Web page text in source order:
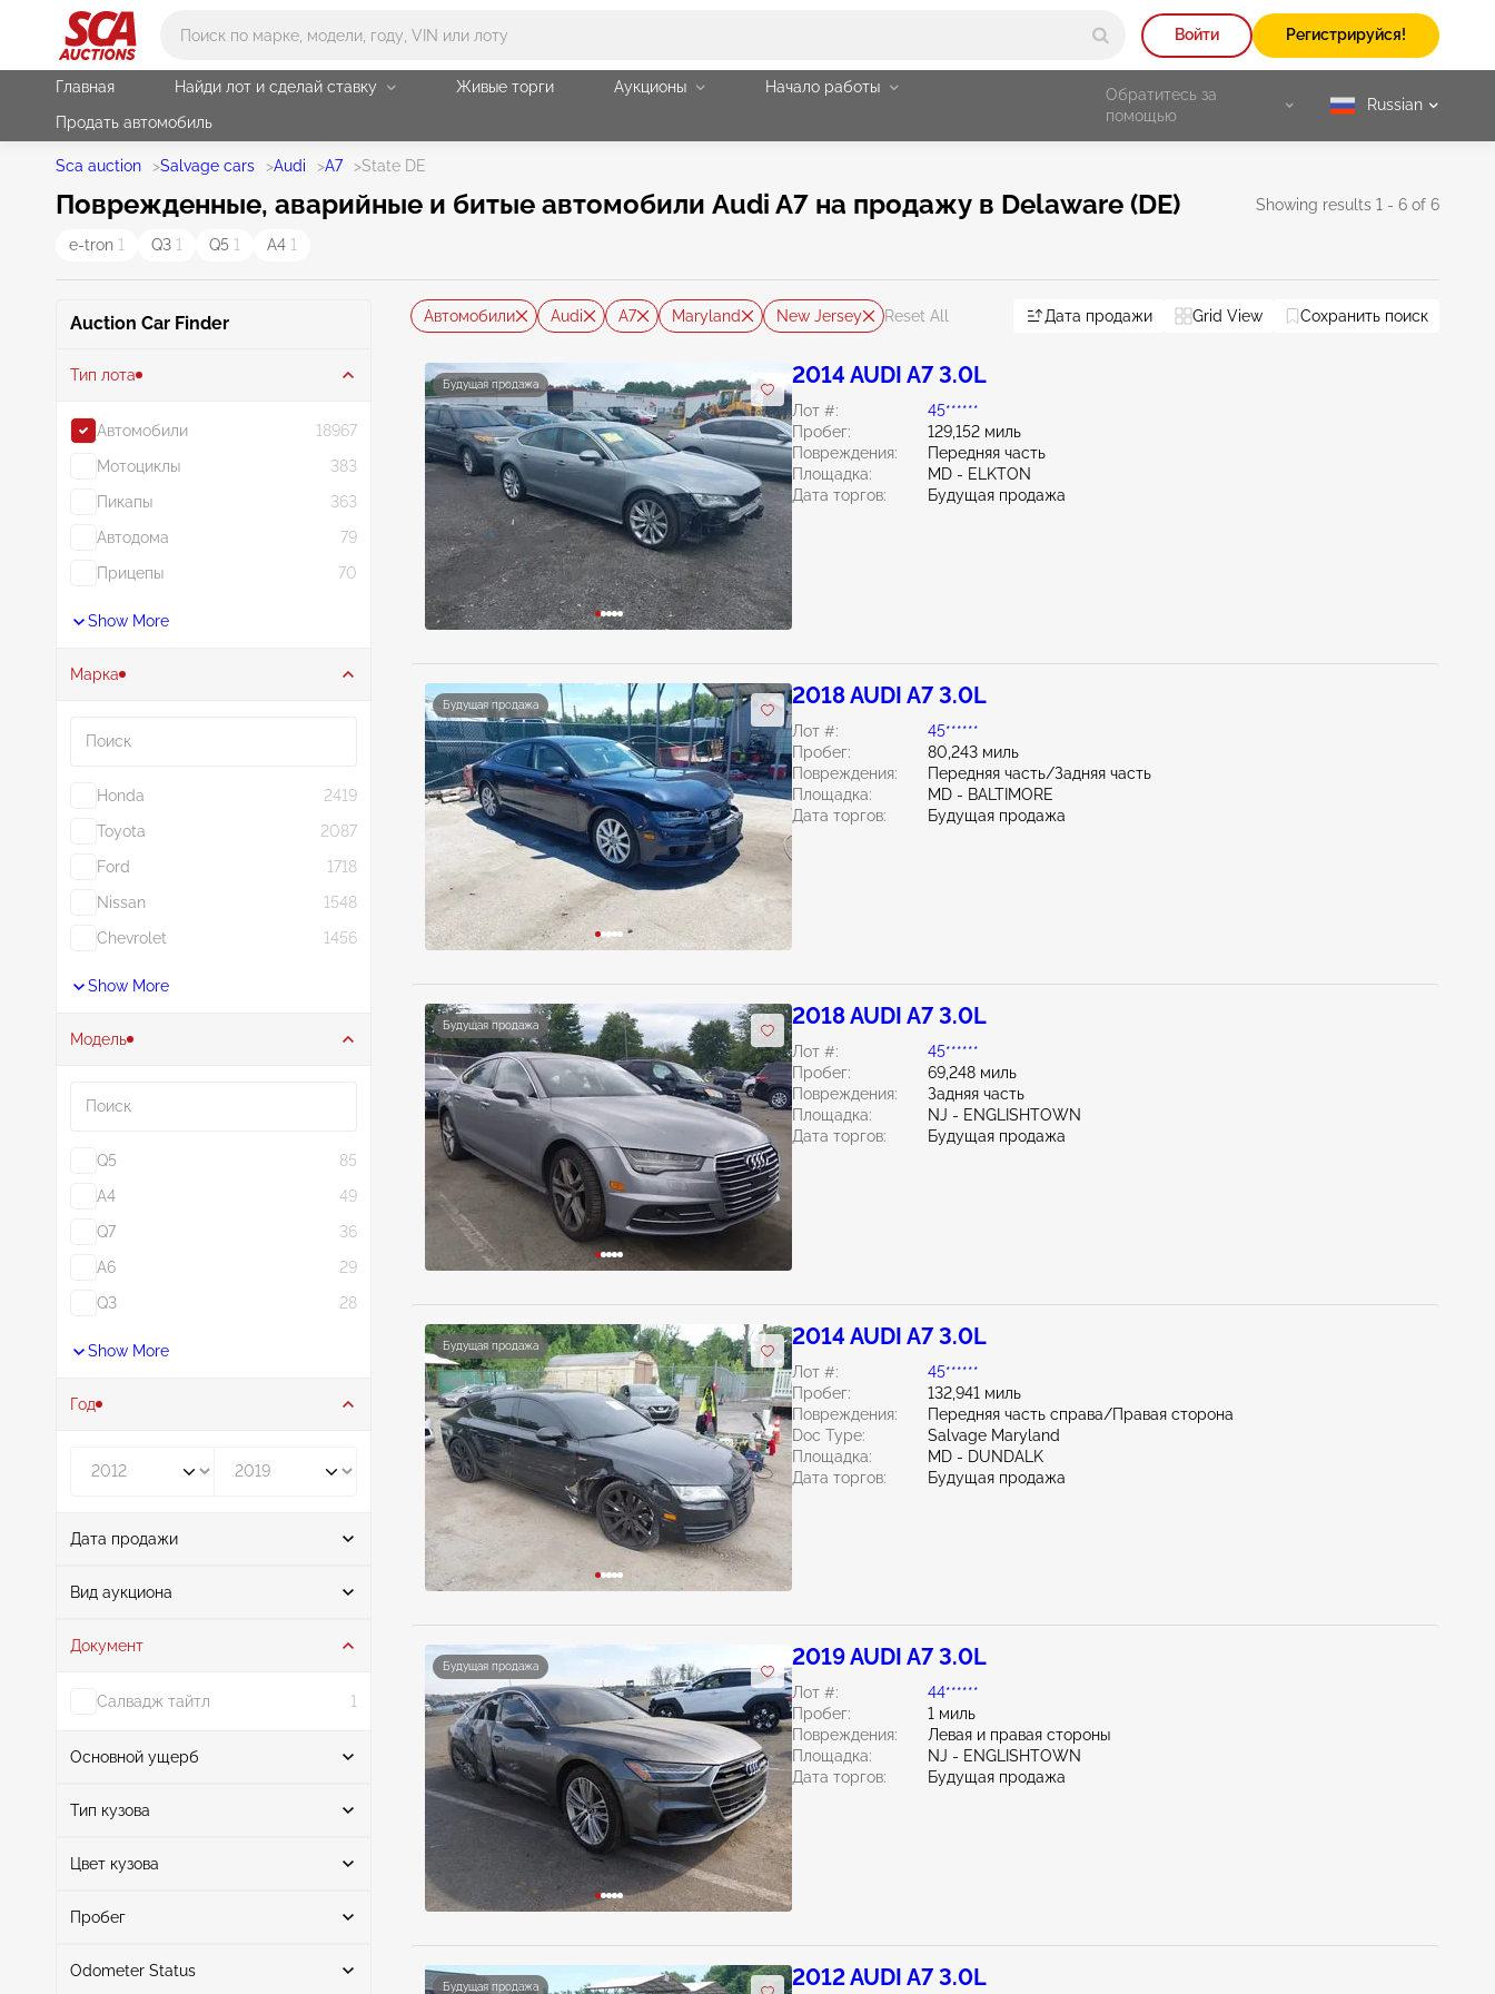
Войти Регистрируйся!
Главная Найди лот и сделай ставку Живые торги Аукционы
Начало работы
Продать автомобиль
Обратитесь за
помощью
selected
Russian
Sca auction >Salvage cars >Audi >A7 >State DE
Поврежденные, аварийные и битые автомобили Audi A7 на продажу в Delaware (DE) Showing results 1 - 6 of 6
e-tron 1 Q3 1 Q5 1 A4 1
Auction Car Finder
Тип лота
Автомобили
18967
Мотоциклы
383
Пикапы
363
Автодома
79
Прицепы
70
Show More
Марка
Honda
2419
Toyota
2087
Ford
1718
Nissan
1548
Chevrolet
1456
Show More
Модель
Q5
85
A4
49
Q7
36
A6
29
Q3
28
Show More
Год
Дата продажи
От
Вид аукциона
Аукцион 6
Документ
Салвадж тайтл 1
Основной ущерб
Передняя часть
Левая и правая стороны
1
Тип кузова
Хэтчбек 6
Цвет кузова
Пробег
Odometer Status
Автомобили Audi A7 Maryland New Jersey Reset All Дата продажи Grid View Сохранить поиск
Будущая продажа 2014 AUDI A7 3.0L
Лот #:
45******
Пробег:
129,152 миль
Повреждения:
Передняя часть
Площадка:
MD - ELKTON
Дата торгов:
Будущая продажа
Будущая продажа 2018 AUDI A7 3.0L
Лот #:
45******
Пробег:
80,243 миль
Повреждения:
Передняя часть/Задняя часть
Площадка:
MD - BALTIMORE
Дата торгов:
Будущая продажа
Будущая продажа 2018 AUDI A7 3.0L
Лот #:
45******
Пробег:
69,248 миль
Повреждения:
Задняя часть
Площадка:
NJ - ENGLISHTOWN
Дата торгов:
Будущая продажа
Будущая продажа 2014 AUDI A7 3.0L
Лот #:
45******
Пробег:
132,941 миль
Повреждения:
Передняя часть справа/Правая сторона
Doc Type:
Salvage Maryland
Площадка:
MD - DUNDALK
Дата торгов:
Будущая продажа
Будущая продажа 2019 AUDI A7 3.0L
Лот #:
44******
Пробег:
1 миль
Повреждения:
Левая и правая стороны
Площадка:
NJ - ENGLISHTOWN
Дата торгов:
Будущая продажа
Будущая продажа 2012 AUDI A7 3.0L